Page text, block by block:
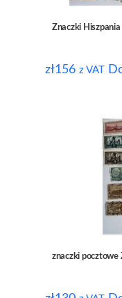
Znaczki Hiszpania
zł156 z VAT
znaczki pocztowe